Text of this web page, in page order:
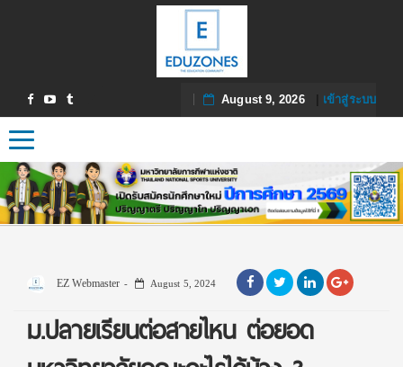
August 9, 2026| เข้าสู่ระบบ
Toggle navigation
EZ Webmaster August 5, 2024
ม.ปลายเรียนต่อสายไหน ต่อยอด